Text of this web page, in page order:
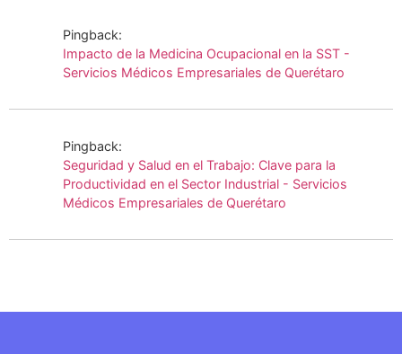
Pingback:
Impacto de la Medicina Ocupacional en la SST -
Servicios Médicos Empresariales de Querétaro
Pingback:
Seguridad y Salud en el Trabajo: Clave para la
Productividad en el Sector Industrial - Servicios
Médicos Empresariales de Querétaro